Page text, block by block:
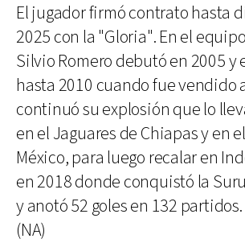
El jugador firmó contrato hasta
2025 con la "Gloria". En el
Silvio Romero debutó en 2005 y
hasta 2010 cuando fue vendido
continuó su explosión que lo
en el Jaguares de Chiapas y en
México, para luego recalar en
en 2018 donde conquistó la
y anotó 52 goles en 132 partidos.
(NA)